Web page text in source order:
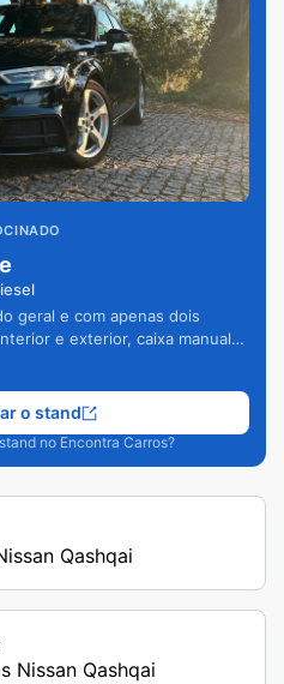
geral e com apenas dois
e exterior, caixa manual
no Encontra Carros?
o stand
Qashqai
Nissan Qashqai